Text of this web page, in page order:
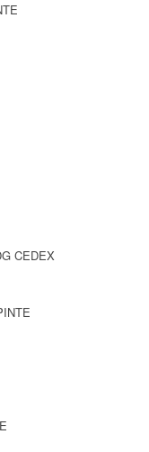
CEDEX